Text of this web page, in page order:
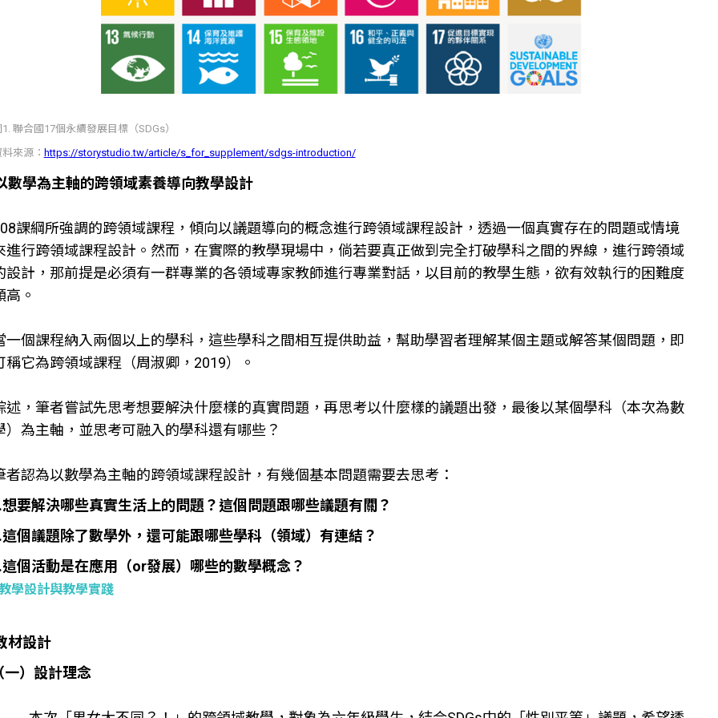
聯合國17個永續發展目標（SDGs）
來源： https://storystudio.tw/article/s_for_supplement/sdgs-introduction/
數學為主軸的跨領域素養導向教學設計
課綱所強調的跨領域課程，傾向以議題導向的概念進行跨領域課程設計，透過一個真實存在的問題或情境
進行跨領域課程設計。然而，在實際的教學現場中，倘若要真正做到完全打破學科之間的界線，進行跨領域
設計，那前提是必須有一群專業的各領域專家教師進行專業對話，以目前的教學生態，欲有效執行的困難度
高。
一個課程納入兩個以上的學科，這些學科之間相互提供助益，幫助學習者理解某個主題或解答某個問題，即
稱它為跨領域課程（周淑卿，2019）。
述，筆者嘗試先思考想要解決什麼樣的真實問題，再思考以什麼樣的議題出發，最後以某個學科（本次為數
）為主軸，並思考可融入的學科還有哪些？
者認為以數學為主軸的跨領域課程設計，有幾個基本問題需要去思考：
要解決哪些真實生活上的問題？這個問題跟哪些議題有關？
個議題除了數學外，還可能跟哪些學科（領域）有連結？
個活動是在應用（or發展）哪些的數學概念？
學設計與教學實踐
材設計
一）設計理念